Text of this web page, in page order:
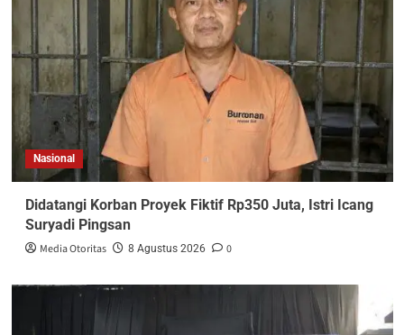
Nasional
Didatangi Korban Proyek Fiktif Rp350 Juta, Istri Icang
Suryadi Pingsan
Media Otoritas 8 Agustus 2026 0